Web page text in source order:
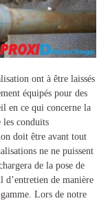
ont à être laissés
équipés pour des
en ce qui concerne la
les conduits
doit être avant tout
ne ne puissent
de la pose de
d’entretien de manière
Lors de notre